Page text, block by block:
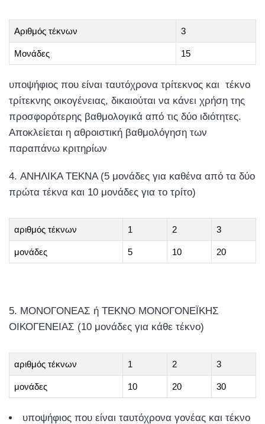
Αριθμός τέκνων 3
Μονάδες 15
υποψήφιος που είναι ταυτόχρονα τρίτεκνος και τέκνο
τρίτεκνης οικογένειας, δικαιούται να κάνει χρήση της
προσφορότερης βαθμολογικά από τις δύο ιδιότητες.
Αποκλείεται η αθροιστική βαθμολόγηση των
παραπάνω κριτηρίων
ΑΝΗΛΙΚΑ ΤΕΚΝΑ (5 μονάδες για καθένα από τα δύο
πρώτα τέκνα και 10 μονάδες για το τρίτο)
αριθμός τέκνων 1 2 3
μονάδες 5 10 20
ΜΟΝΟΓΟΝΕΑΣ ή ΤΕΚΝΟ ΜΟΝΟΓΟΝΕΪΚΗΣ
ΟΙΚΟΓΕΝΕΙΑΣ (10 μονάδες για κάθε τέκνο)
αριθμός τέκνων 1 2 3
μονάδες 10 20 30
υποψήφιος που είναι ταυτόχρονα γονέας και τέκνο